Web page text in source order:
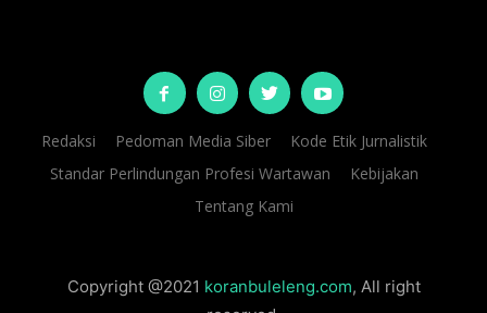
Redaksi Pedoman Media Siber
Kode Etik Jurnalistik
Standar Perlindungan Profesi Wartawan
Kebijakan
Tentang Kami
Copyright @2021 koranbuleleng.com, All right